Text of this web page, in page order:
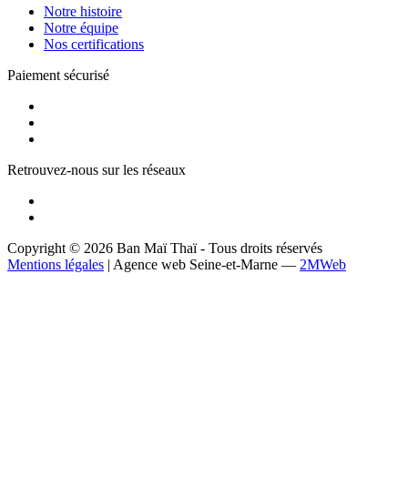
Notre histoire
Notre équipe
Nos certifications
Paiement sécurisé
Retrouvez-nous sur les réseaux
Copyright © 2026 Ban Maï Thaï - Tous droits réservés
Mentions légales | Agence web Seine-et-Marne — 2MWeb